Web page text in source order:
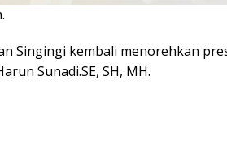
Singingi kembali menorehkan
Sunadi.SE, SH, MH.